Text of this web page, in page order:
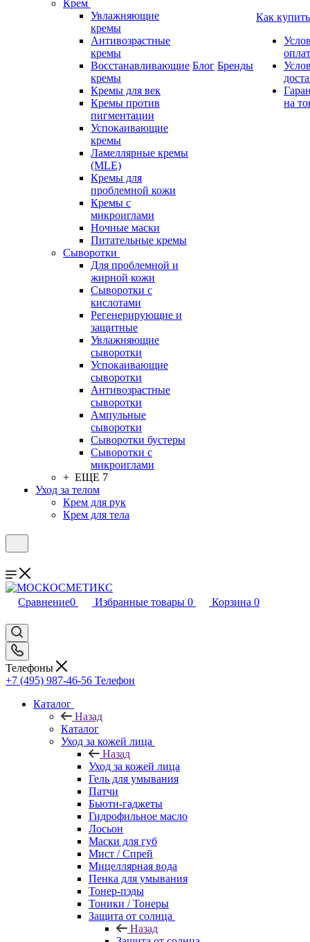
Крем
Увлажняющие
кремы
Антивозрастные
кремы
Восстанавливающие
кремы
Кремы для век
Кремы против
пигментации
Успокаивающие
кремы
Ламеллярные кремы
(MLE)
Кремы для
проблемной кожи
Кремы с
микроиглами
Ночные маски
Питательные кремы
Сыворотки
Для проблемной и
жирной кожи
Сыворотки с
кислотами
Регенерирующие и
защитные
Увлажняющие
сыворотки
Успокаивающие
сыворотки
Антивозрастные
сыворотки
Ампульные
сыворотки
Сыворотки бустеры
Сыворотки с
микроиглами
+ ЕЩЕ 7
Уход за телом
Крем для рук
Крем для тела
Блог Бренды
Как купить
на
Сравнение0 Избранные товары 0 Корзина 0
Телефоны
+7 (495) 987-46-56 Телефон
Каталог
Назад
Каталог
Уход за кожей лица
Назад
Уход за кожей лица
Гель для умывания
Патчи
Бьюти-гаджеты
Гидрофильное масло
Лосьон
Маски для губ
Мист / Спрей
Мицеллярная вода
Пенка для умывания
Тонер-пэды
Тоники / Тонеры
Защита от солнца
Назад